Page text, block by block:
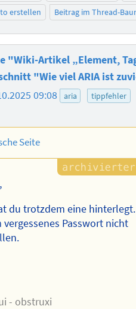
erstellen
Beitrag im Thread-
"Wiki-Artikel „Element,
"Wie viel ARIA ist
09:08 aria tippfehler
Seite
du trotzdem eine
Passwort nicht
- obstruxi